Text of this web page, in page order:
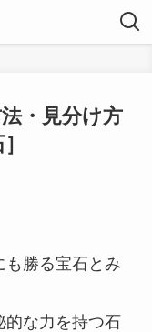
・見分け方
も勝る宝石とみ
的な力を持つ石